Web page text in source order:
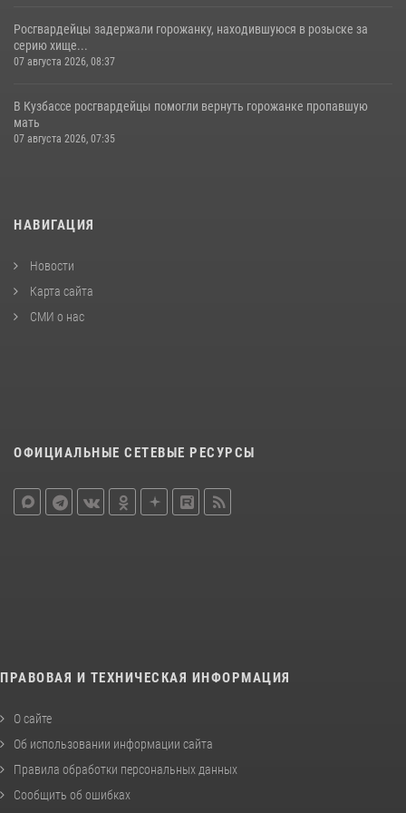
Росгвардейцы задержали горожанку, находившуюся в розыске за
серию хище...
07 августа 2026, 08:37
В Кузбассе росгвардейцы помогли вернуть горожанке пропавшую
мать
07 августа 2026, 07:35
НАВИГАЦИЯ
Новости
Карта сайта
СМИ о нас
ОФИЦИАЛЬНЫЕ СЕТЕВЫЕ РЕСУРСЫ
ПРАВОВАЯ И ТЕХНИЧЕСКАЯ ИНФОРМАЦИЯ
О сайте
Об использовании информации сайта
Правила обработки персональных данных
Сообщить об ошибках